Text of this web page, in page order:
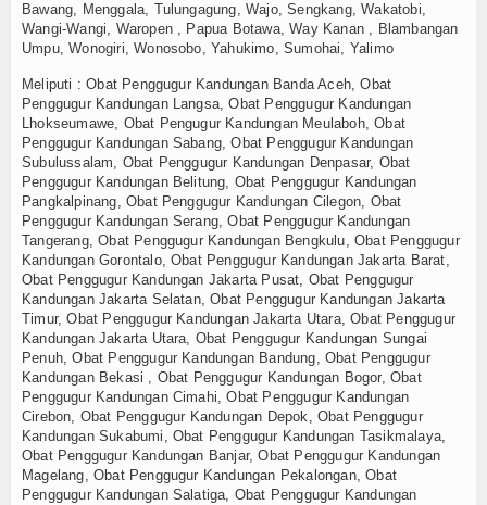
Bawang, Menggala, Tulungagung, Wajo, Sengkang, Wakatobi,
Wangi-Wangi, Waropen , Papua Botawa, Way Kanan , Blambangan
Umpu, Wonogiri, Wonosobo, Yahukimo, Sumohai, Yalimo
Meliputi : Obat Penggugur Kandungan Banda Aceh, Obat
Penggugur Kandungan Langsa, Obat Penggugur Kandungan
Lhokseumawe, Obat Pengugur Kandungan Meulaboh, Obat
Penggugur Kandungan Sabang, Obat Penggugur Kandungan
Subulussalam, Obat Penggugur Kandungan Denpasar, Obat
Penggugur Kandungan Belitung, Obat Penggugur Kandungan
Pangkalpinang, Obat Penggugur Kandungan Cilegon, Obat
Penggugur Kandungan Serang, Obat Penggugur Kandungan
Tangerang, Obat Penggugur Kandungan Bengkulu, Obat Penggugur
Kandungan Gorontalo, Obat Penggugur Kandungan Jakarta Barat,
Obat Penggugur Kandungan Jakarta Pusat, Obat Penggugur
Kandungan Jakarta Selatan, Obat Penggugur Kandungan Jakarta
Timur, Obat Penggugur Kandungan Jakarta Utara, Obat Penggugur
Kandungan Jakarta Utara, Obat Penggugur Kandungan Sungai
Penuh, Obat Penggugur Kandungan Bandung, Obat Penggugur
Kandungan Bekasi , Obat Penggugur Kandungan Bogor, Obat
Penggugur Kandungan Cimahi, Obat Penggugur Kandungan
Cirebon, Obat Penggugur Kandungan Depok, Obat Penggugur
Kandungan Sukabumi, Obat Penggugur Kandungan Tasikmalaya,
Obat Penggugur Kandungan Banjar, Obat Penggugur Kandungan
Magelang, Obat Penggugur Kandungan Pekalongan, Obat
Penggugur Kandungan Salatiga, Obat Penggugur Kandungan